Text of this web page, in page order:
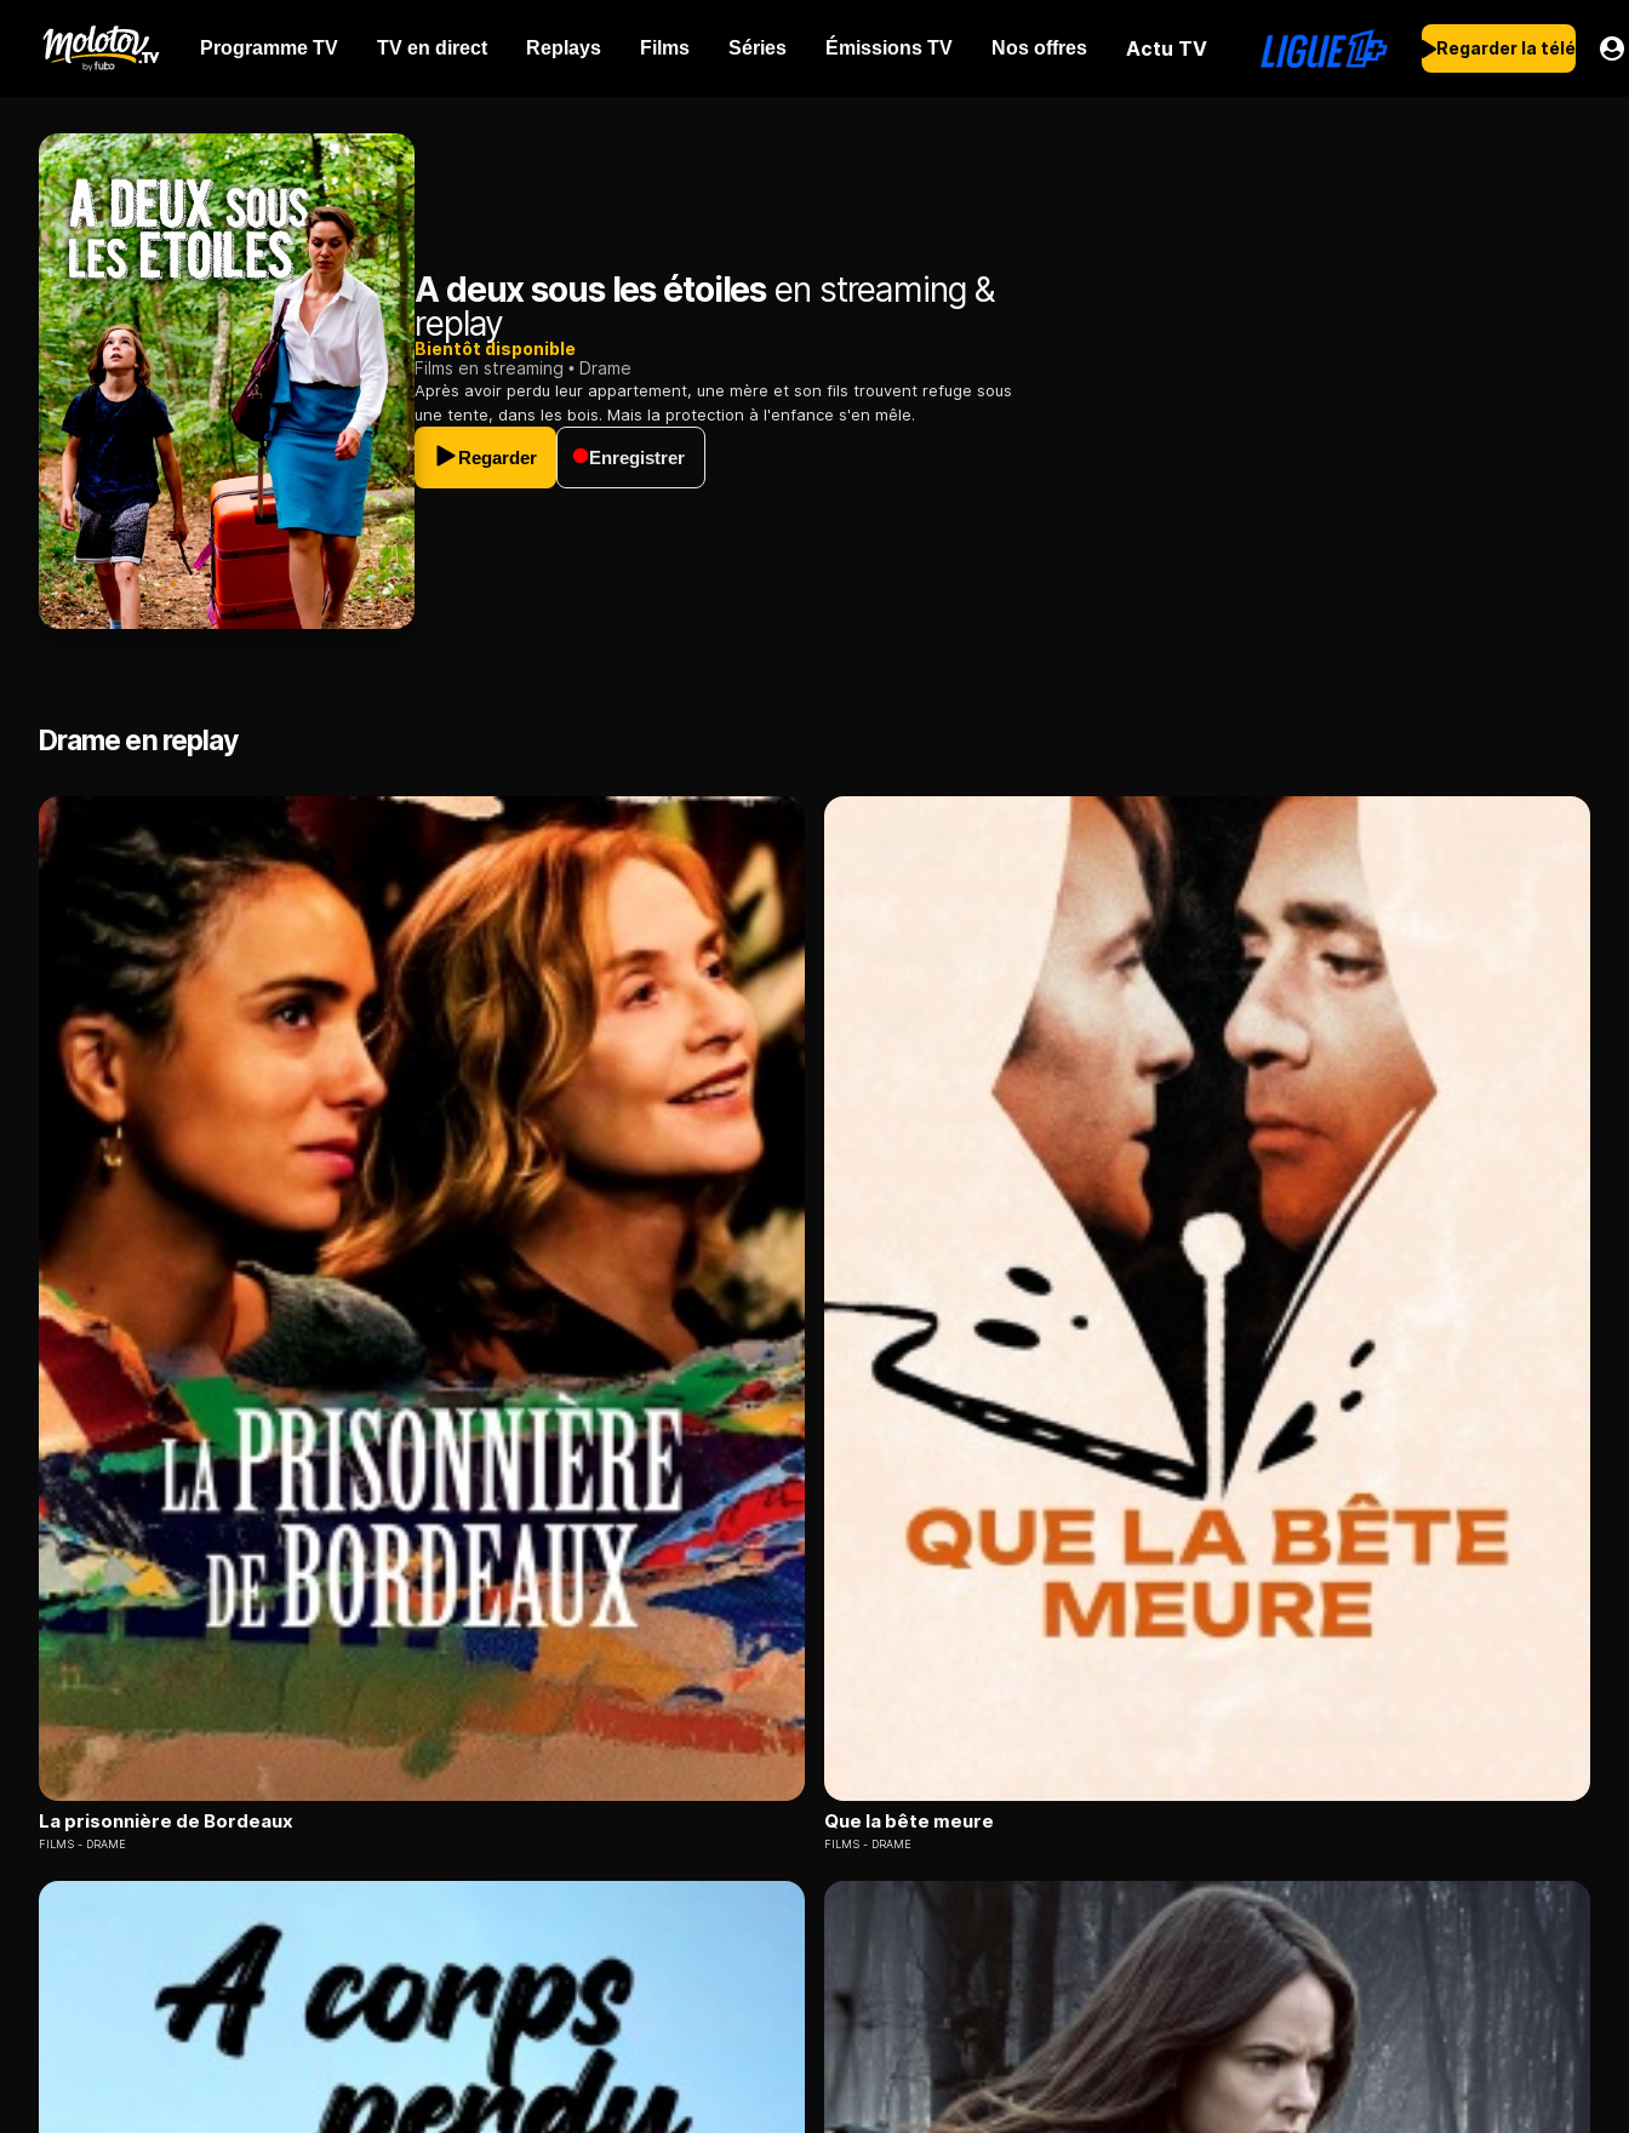
Programme TV TV en direct Replays Films Séries Émissions TV Nos offres Actu TV Regarder la télé
A deux sous les étoilesen streaming &
replay
Bientôt disponible
Films en streaming
Drame
Après avoir perdu leur appartement, une mère et son fils trouvent refuge sous
une tente, dans les bois. Mais la protection à l'enfance s'en mêle.
Regarder Enregistrer
Drame en replay
La prisonnière de Bordeaux
FILMS DRAME
Que la bête meure
FILMS DRAME